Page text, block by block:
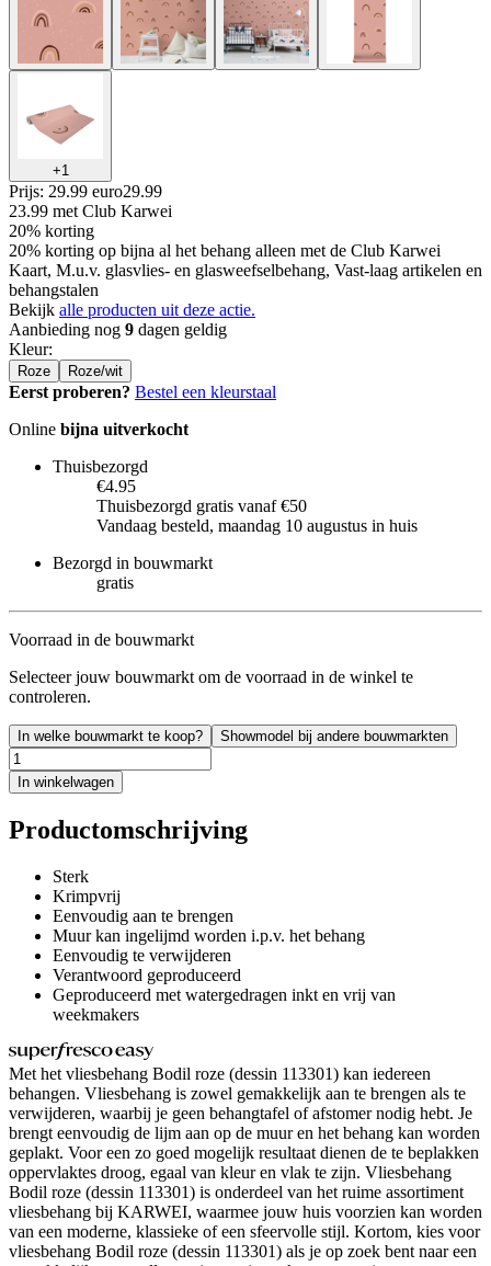
+1
Prijs: 29.99 euro29.99
23.99 met Club Karwei
20% korting
20% korting op bijna al het behang alleen met de Club Karwei
Kaart, M.u.v. glasvlies- en glasweefselbehang, Vast-laag artikelen en
behangstalen
Bekijk alle producten uit deze actie.
Aanbieding nog 9 dagen geldig
Kleur:
Roze Roze/wit
Eerst proberen? Bestel een kleurstaal
Online bijna uitverkocht
Thuisbezorgd
€4.95
Thuisbezorgd gratis vanaf €50
Vandaag besteld, maandag 10 augustus in huis
Bezorgd in bouwmarkt
gratis
Voorraad in de bouwmarkt
Selecteer jouw bouwmarkt om de voorraad in de winkel te
controleren.
In welke bouwmarkt te koop? Showmodel bij andere bouwmarkten
In winkelwagen
Productomschrijving
Sterk
Krimpvrij
Eenvoudig aan te brengen
Muur kan ingelijmd worden i.p.v. het behang
Eenvoudig te verwijderen
Verantwoord geproduceerd
Geproduceerd met watergedragen inkt en vrij van
weekmakers
Met het vliesbehang Bodil roze (dessin 113301) kan iedereen
behangen. Vliesbehang is zowel gemakkelijk aan te brengen als te
verwijderen, waarbij je geen behangtafel of afstomer nodig hebt. Je
brengt eenvoudig de lijm aan op de muur en het behang kan worden
geplakt. Voor een zo goed mogelijk resultaat dienen de te beplakken
oppervlaktes droog, egaal van kleur en vlak te zijn. Vliesbehang
Bodil roze (dessin 113301) is onderdeel van het ruime assortiment
vliesbehang bij KARWEI, waarmee jouw huis voorzien kan worden
van een moderne, klassieke of een sfeervolle stijl. Kortom, kies voor
vliesbehang Bodil roze (dessin 113301) als je op zoek bent naar een